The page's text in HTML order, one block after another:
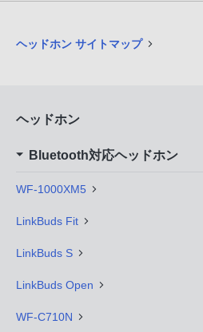
ヘッドホン サイトマップ
ヘッドホン
Bluetooth対応ヘッドホン
WF-1000XM5
LinkBuds Fit
LinkBuds S
LinkBuds Open
WF-C710N